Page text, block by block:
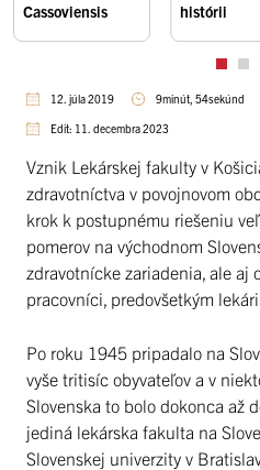
Cassoviensis
histórii
12. júla 2019 9minút, 54sekúnd
Edit: 11. decembra 2023
Vznik Lekárskej fakulty v
zdravotníctva v povojnovom
krok k postupnému riešeniu
pomerov na východnom
zdravotnícke zariadenia, ale aj
pracovníci, predovšetkým lekári.
Po roku 1945 pripadalo na
vyše tritisíc obyvateľov a v
Slovenska to bolo dokonca až
jediná lekárska fakulta na
Slovenskej univerzity v